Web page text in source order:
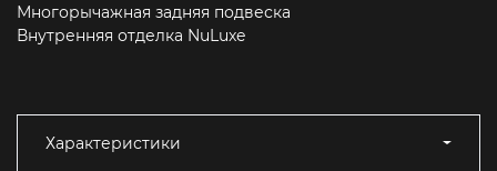
Многорычажная задняя подвеска
Внутренняя отделка NuLuxe
Характеристики